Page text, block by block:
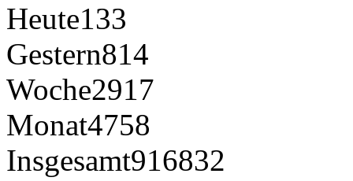
Heute133
Gestern814
Woche2917
Monat4758
Insgesamt916832